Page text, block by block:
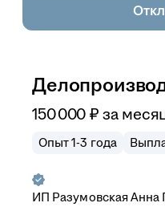
150 000 ₽ за
Опыт 1-3 года
ИП Разумовская Анна